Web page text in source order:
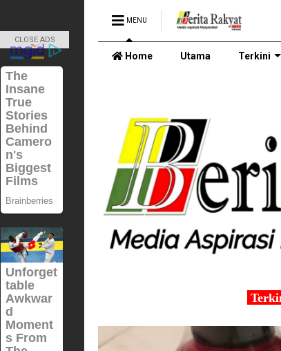
MENU
Home Utama Terkini
CLOSE ADS